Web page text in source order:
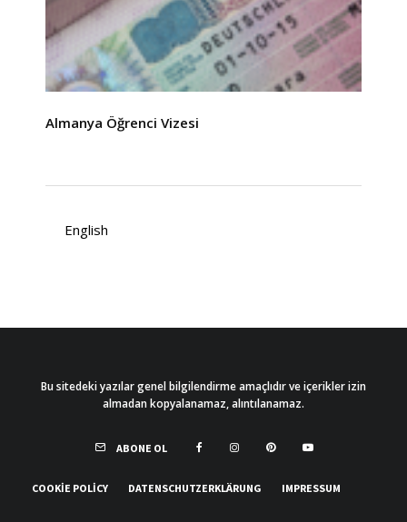
Almanya Öğrenci Vizesi
English
Bu sitedeki yazılar genel bilgilendirme amaçlıdır ve içerikler izin
almadan kopyalanamaz, alıntılanamaz.
ABONE OL
COOKIE POLICY DATENSCHUTZERKLÄRUNG IMPRESSUM